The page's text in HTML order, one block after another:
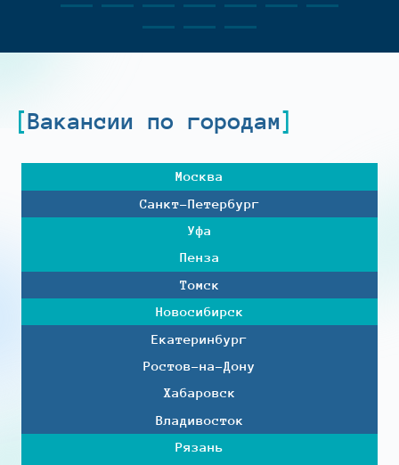
Вакансии по городам
Москва
Санкт-Петербург
Уфа
Пенза
Томск
Новосибирск
Екатеринбург
Ростов-на-Дону
Хабаровск
Владивосток
Рязань